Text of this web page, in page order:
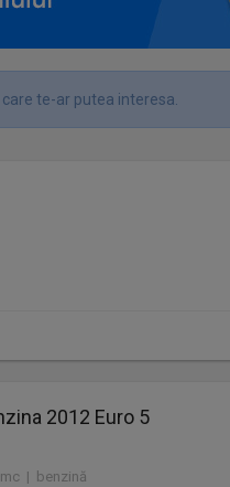
te-ar putea interesa.
2012 Euro 5
| benzină